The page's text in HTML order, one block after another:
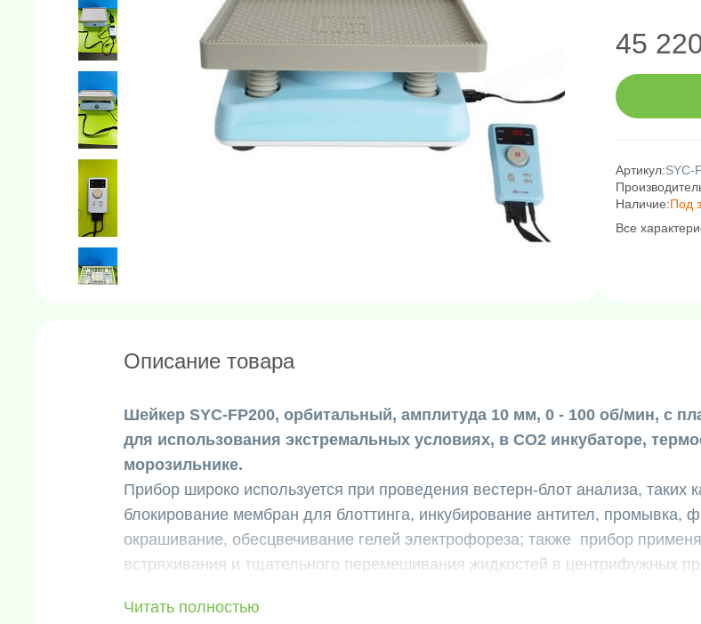
45
Артикул:SYC-
Наличие:Под
Все
Описание товара
Шейкер SYC-FP200, орбитальный, амплитуда 10 мм, 0 - 100 об/мин, с
для использования экстремальных условиях, в СО2 инкубаторе,
морозильнике.
Прибор широко используется при проведения вестерн-блот анализа, таких
блокирование мембран для блоттинга, инкубирование антител, промывка,
окрашивание, обесцвечивание гелей электрофореза; также прибор
встряхивания и тщательного перемешивания жидкостей в центрифужных
Преимущества:
Читать полностью